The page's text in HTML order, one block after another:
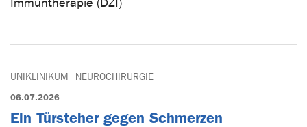
Immuntherapie (DZI)
UNIKLINIKUM NEUROCHIRURGIE
06.07.2026
Ein Türsteher gegen Schmerzen